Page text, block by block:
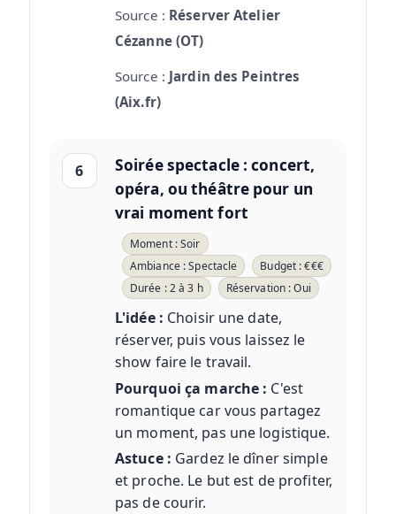
Source : Réserver Atelier
Cézanne (OT)
Source : Jardin des Peintres
(Aix.fr)
6
Soirée spectacle : concert,
opéra, ou théâtre pour un
vrai moment fort
Moment : Soir
Ambiance : Spectacle
Budget : €€€
Durée : 2 à 3 h
Réservation : Oui
L'idée : Choisir une date,
réserver, puis vous laissez le
show faire le travail.
Pourquoi ça marche : C'est
romantique car vous partagez
un moment, pas une logistique.
Astuce : Gardez le dîner simple
et proche. Le but est de profiter,
pas de courir.